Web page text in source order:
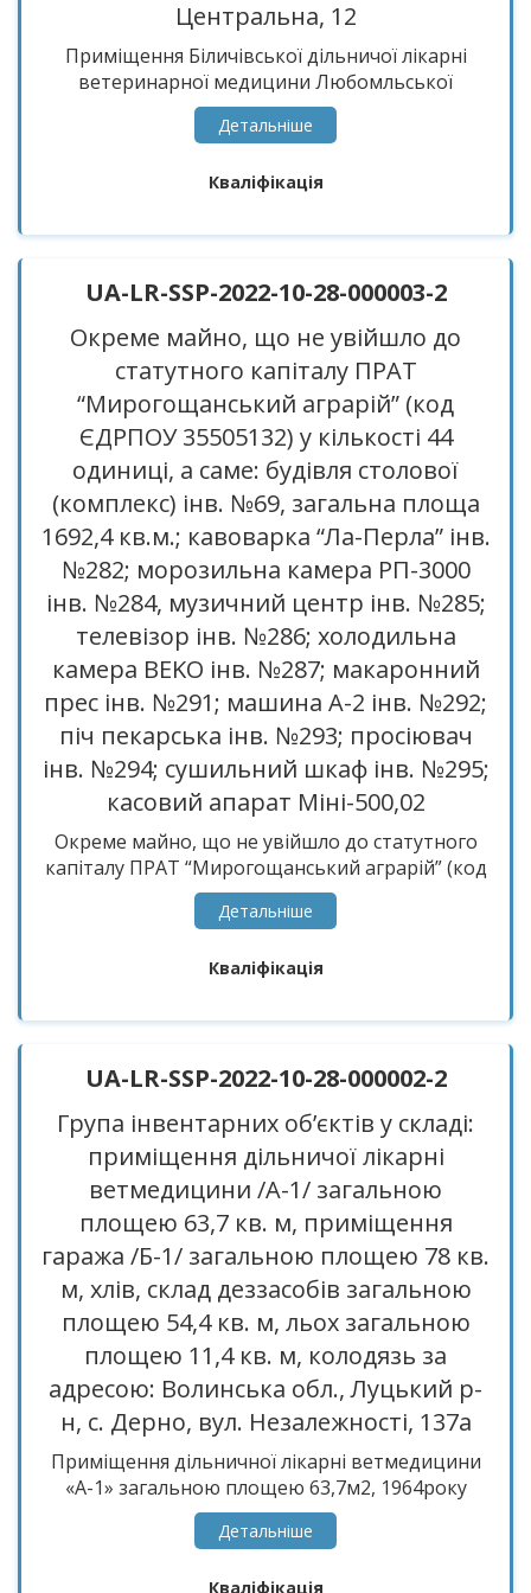
Центральна, 12
Приміщення Біличівської дільничої лікарні
ветеринарної медицини Любомльської
райветлікарні площею 62,1 кв.м забезпечене
енергопостачанням, опалення пічне.
стіни дерев’яні, підлога дошки. Приміщення
Детальнiше
Кваліфікація
UA-LR-SSP-2022-10-28-000003-2
Окреме майно, що не увійшло до
статутного капіталу ПРАТ
“Мирогощанський аграрій” (код
ЄДРПОУ 35505132) у кількості 44
одиниці, а саме: будівля столової
(комплекс) інв. №69, загальна площа
1692,4 кв.м.; кавоварка “Ла-Перла” інв.
№282; морозильна камера РП-3000
інв. №284, музичний центр інв. №285;
телевізор інв. №286; холодильна
камера BEKO інв. №287; макаронний
прес інв. №291; машина А-2 інв. №292;
піч пекарська інв. №293; просіювач
інв. №294; сушильний шкаф інв. №295;
касовий апарат Міні-500,02
Окреме майно, що не увійшло до статутного
капіталу ПРАТ “Мирогощанський аграрій” (код
ЄДРПОУ 35505132) у кількості 44 одиниці, а
саме: будівля столової (комплекс) інв. №69,
фундамент – бетон, стіни – цегла, покрівля –
- 1973; кавоварка “Ла-Перла” інв. №282;
музичний центр інв. №285; телевізор інв. №286;
макаронний прес інв. №291; машина А-2 інв.
№292; піч пекарська інв. №293; просіювач інв.
№294; сушильний шкаф інв. №295; касовий
апарат Міні-500,02 інв. №322; касовий апарат
Міні-500,02 інв. №320; шкаф пекарський інв.
№16; взбивна машина інв. №17; шкаф ШПСМ-3
інв. №18; вага інв. №19; вага інв. №20;
електролічильник інв. №21; електролічильник
інв. №22; холодильний шкаф інв. №23;
морозильна ларь інв. №25; газовий лічильник
інв. №26; плита газова інв. №27; плита газова
інв. №28; калькулятор інв. №29; плита
електрична інв. №30; кондиціонер інв. №31;
ванна для миття інв. №32; вага інв. №33; вага
інв. №34; піч СВУ інв. №35; колонки інв. №36,
сервант інв. №37; телефонний апарат інв. №38;
жалюзі інв. №39; стіл інв. №40; стіл інв. №41; стіл
Детальнiше
Кваліфікація
UA-LR-SSP-2022-10-28-000002-2
Група інвентарних об’єктів у складі:
приміщення дільничої лікарні
ветмедицини /А-1/ загальною
площею 63,7 кв. м, приміщення
гаража /Б-1/ загальною площею 78 кв.
м, хлів, склад деззасобів загальною
площею 54,4 кв. м, льох загальною
площею 11,4 кв. м, колодязь за
адресою: Волинська обл., Луцький р-
н, с. Дерно, вул. Незалежності, 137а
Приміщення дільничної лікарні ветмедицини
«А-1» загальною площею 63,7м2, 1964року
побудови. Будівля забезпечена
енергопостачанням, опалення – пічне.
Детальнiше
Кваліфікація